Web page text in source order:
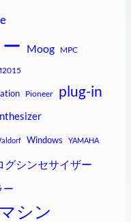
Moog MPC
Pioneer plug-in
Windows YAMAHA
グシンセサイザー
ー
シン